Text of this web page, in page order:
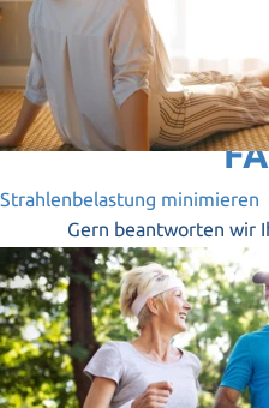
Strahlenbelastung minimieren
Gern beantworten wir
Thema
Sollte Ihre Frage in
werden, nehmen Sie
einem unserer